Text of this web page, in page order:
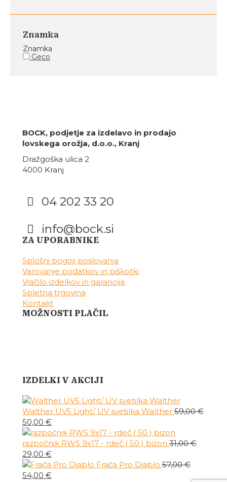
Znamka
Znamka
Geco
BOCK, podjetje za izdelavo in prodajo
lovskega orožja, d.o.o., Kranj
Dražgoška ulica 2
4000 Kranj
04 202 33 20
info@bock.si
Facebook
Instagram
ZA UPORABNIKE
Splošni pogoji poslovanja
Varovanje podatkov in piškotki
Vračilo izdelkov in garancija
Spletna trgovina
Kontakt
MOŽNOSTI PLAČIL
IZDELKI V AKCIJI
Walther UV5 Light/ UV svetilka Walther 59,00€
Izvirna
cena
je
bila:
59,00 €.
50,00 €
cena
je:
razpočnik RWS 9x17 - rdeč ( 50 ) bizon 31,00€
Izvirna
cena
je
29,00 €
cena
Frača Pro Diablo 57,00€
Izvirna
54,00 €